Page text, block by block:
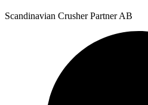
Scandinavian Crusher Partner AB